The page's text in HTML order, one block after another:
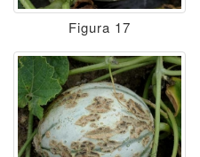
Figura 17